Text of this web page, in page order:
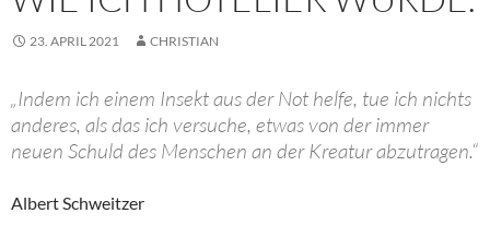
23. APRIL 2021 CHRISTIAN
„Indem ich einem Insekt aus der Not helfe, tue ich nichts
anderes, als das ich versuche, etwas von der immer
neuen Schuld des Menschen an der Kreatur abzutragen.“
Albert Schweitzer